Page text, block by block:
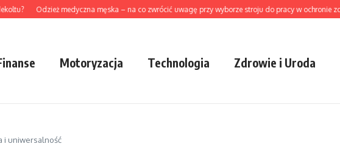
Odzież medyczna męska – na co zwrócić uwagę przy wyborze stroju do pracy w ochronie zdrowia?
Motoryzacja Technologia Zdrowie i Uroda
i uniwersalność